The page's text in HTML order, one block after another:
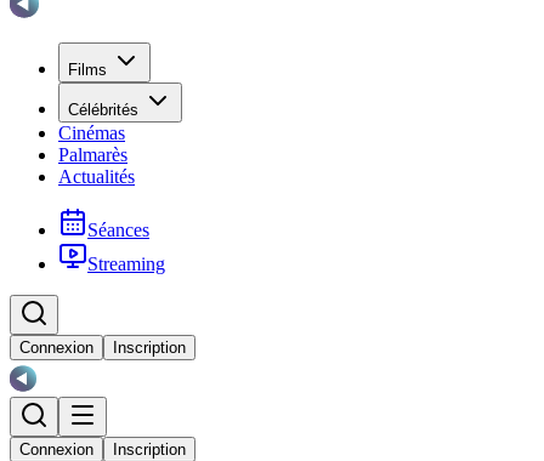
Films
Célébrités
Cinémas
Palmarès
Actualités
Séances
Streaming
Connexion Inscription
Connexion Inscription